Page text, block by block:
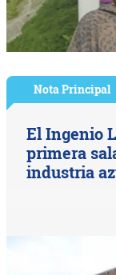
Nota Principal
El Ingenio
primera
industria